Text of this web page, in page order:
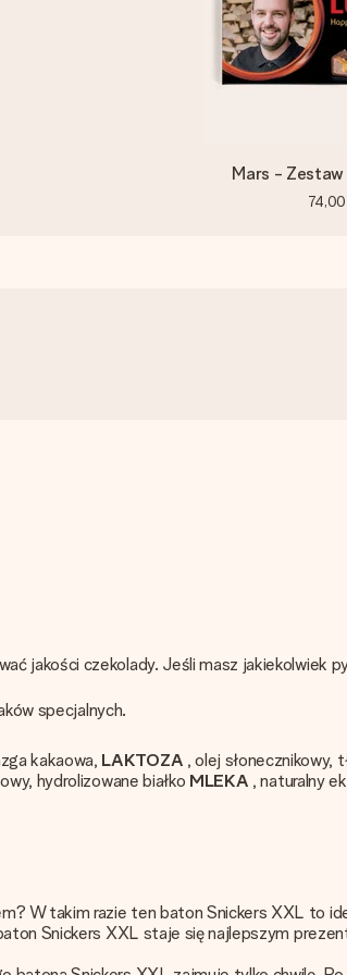
Mars -
74,00
jakości czekolady. Jeśli masz jakiekolwiek
specjalnych.
kakaowa, LAKTOZA , olej słonecznikowy,
hydrolizowane białko MLEKA , naturalny
W takim razie ten baton Snickers XXL to
Snickers XXL staje się najlepszym